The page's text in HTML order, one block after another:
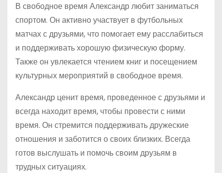
В свободное время Александр любит заниматься
спортом. Он активно участвует в футбольных
матчах с друзьями, что помогает ему расслабиться
и поддерживать хорошую физическую форму.
Также он увлекается чтением книг и посещением
культурных мероприятий в свободное время.
Александр ценит время, проведенное с друзьями и
всегда находит время, чтобы провести с ними
время. Он стремится поддерживать дружеские
отношения и заботится о своих близких. Всегда
готов выслушать и помочь своим друзьям в
трудных ситуациях.